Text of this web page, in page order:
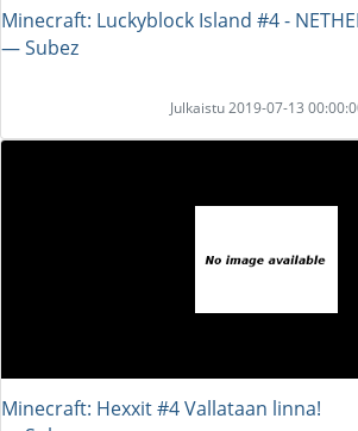
Minecraft: Luckyblock Island #4 -
― Subez
Julkaistu 2019-07-13
Minecraft: Hexxit #4 Vallataan linna!